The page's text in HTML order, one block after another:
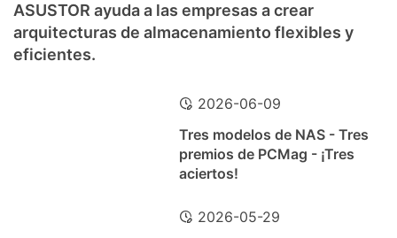
ASUSTOR ayuda a las empresas a crear
arquitecturas de almacenamiento flexibles y
eficientes.
2026-06-09
Tres modelos de NAS - Tres
premios de PCMag - ¡Tres
aciertos!
2026-05-29